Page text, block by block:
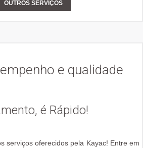
OUTROS SERVIÇOS
e qualidade
é Rápido!
serviços oferecidos pela Kayac! Entre em